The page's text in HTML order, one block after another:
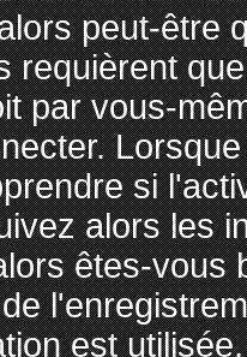
peut-être
requièrent
par vous-
si
alors les
êtes-vous
est